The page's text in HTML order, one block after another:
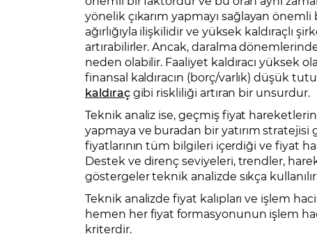
yönelik çıkarım yapmayı sağlayan
ağırlığıyla ilişkilidir ve yüksek kaldıraçlı
artırabilirler. Ancak, daralma
neden olabilir. Faaliyet kaldıracı yüksek
finansal kaldıracın (borç/varlık) düşük
kaldıraçgibi riskliliği artıran bir unsurdur.
Teknik analiz ise, geçmiş fiyat
yapmaya ve buradan bir yatırım
fiyatlarının tüm bilgileri içerdiği ve fiyat
Destek ve direnç seviyeleri, trendler,
göstergeler teknik analizde sıkça
Teknik analizde fiyat kalıpları ve işlem
hemen her fiyat formasyonunun işlem
kriterdir.